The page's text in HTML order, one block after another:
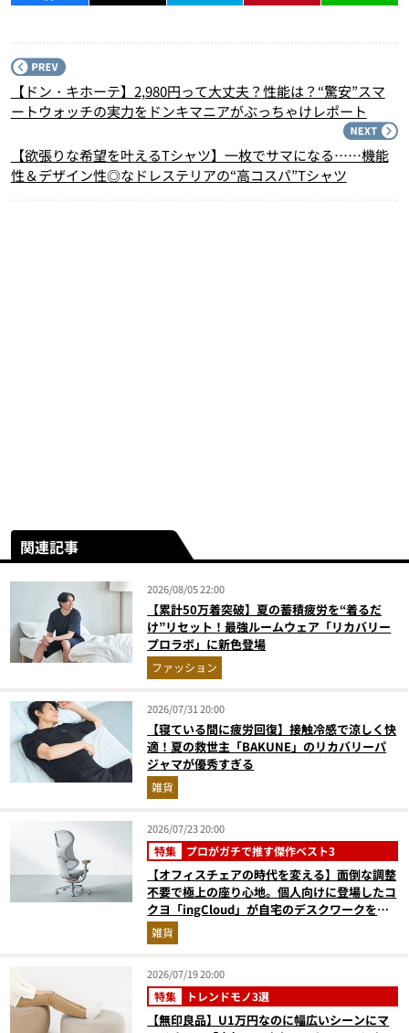
【ドン・キホーテ】2,980円って大丈夫？性能は？“驚安”スマ
ートウォッチの実力をドンキマニアがぶっちゃけレポート
【欲張りな希望を叶えるTシャツ】一枚でサマになる……機能
性＆デザイン性◎なドレステリアの“高コスパ”Tシャツ
関連記事
2026/08/05 22:00
【累計50万着突破】夏の蓄積疲労を“着るだ
け”リセット！最強ルームウェア「リカバリー
プロラボ」に新色登場
ファッション
2026/07/31 20:00
【寝ている間に疲労回復】接触冷感で涼しく快
適！夏の救世主「BAKUNE」のリカバリーパ
ジャマが優秀すぎる
雑貨
2026/07/23 20:00
特集 プロがガチで推す傑作ベスト3
【オフィスチェアの時代を変える】面倒な調整
不要で極上の座り心地。個人向けに登場したコ
クヨ「ingCloud」が自宅のデスクワークを激
変させる3つの理由
雑貨
2026/07/19 20:00
特集 トレンドモノ3選
【無印良品】U1万円なのに幅広いシーンにマ